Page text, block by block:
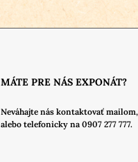
MÁTE PRE NÁS EXPONÁT?
Neváhajte nás kontaktovať mailom,
alebo telefonicky na 0907 277 777.